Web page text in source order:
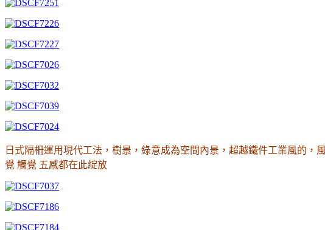
日式隔柵運用現代工法 ， 樹景，綠意成為空間內景，超越鐵件工業風的，
覺 觸覺 五感都在此綻放